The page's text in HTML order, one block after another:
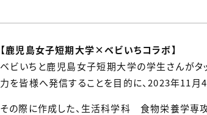
【鹿児島女子短期大学×ベビいちコラボ】
ベビいちと鹿児島女子短期大学の学生さんが
力を皆様へ発信することを目的に、2023年11月
その際に作成した、生活科学科 食物栄養学専